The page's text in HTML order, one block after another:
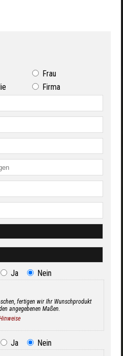
Frau
Firma
Ja
Nein
fertigen wir Ihr Wunschprodukt
angegebenen Maßen.
Ja
Nein